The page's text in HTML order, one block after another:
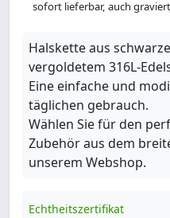
sofort lieferbar, auch
Halskette aus
vergoldetem 316L-
Eine einfache und
täglichen gebrauch.
Wählen Sie für den
Zubehör aus dem
unserem Webshop.
Echtheitszertifikat